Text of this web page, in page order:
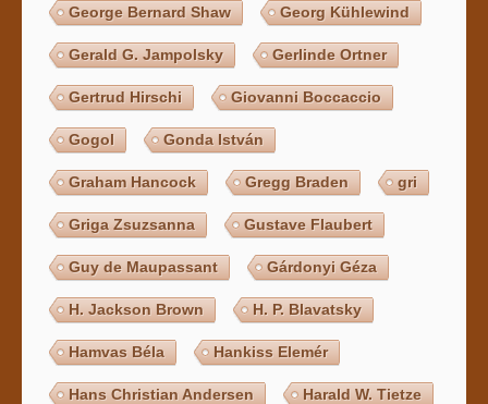
George Bernard Shaw Georg Kühlewind
Gerald G. Jampolsky Gerlinde Ortner
Gertrud Hirschi Giovanni Boccaccio
Gogol Gonda István
Graham Hancock Gregg Braden gri
Griga Zsuzsanna Gustave Flaubert
Guy de Maupassant Gárdonyi Géza
H. Jackson Brown H. P. Blavatsky
Hamvas Béla Hankiss Elemér
Hans Christian Andersen Harald W. Tietze